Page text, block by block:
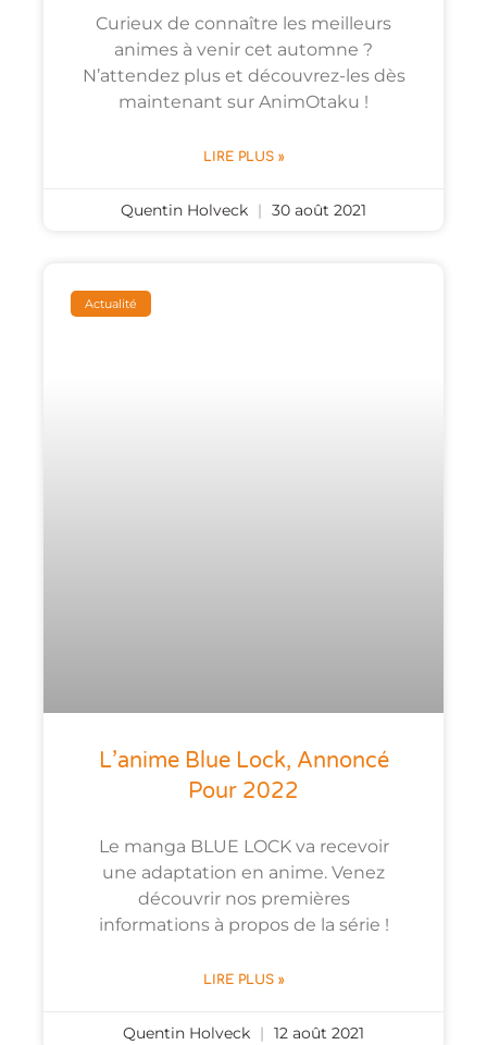
Curieux de connaître les meilleurs
animes à venir cet automne ?
N’attendez plus et découvrez-les dès
maintenant sur AnimOtaku !
LIRE PLUS »
Quentin Holveck 30 août 2021
Actualité
L’anime Blue Lock, Annoncé
Pour 2022
Le manga BLUE LOCK va recevoir
une adaptation en anime. Venez
découvrir nos premières
informations à propos de la série !
LIRE PLUS »
Quentin Holveck 12 août 2021